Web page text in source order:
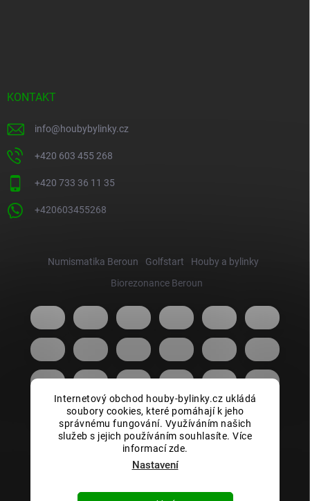
Internetový obchod houby-bylinky.cz ukládá
soubory cookies, které pomáhají k jeho
správnému fungování. Využíváním našich
služeb s jejich používáním souhlasíte. Více
informací zde.
Nastavení
KONTAKT
info@houbybylinky.cz
+420 603 455 268
+420 733 36 11 35
+420603455268
Numismatika Beroun Golfstart
Houby a bylinky
Biorezonance Beroun
Copyright 2026 . Všechna práva vyhrazena.